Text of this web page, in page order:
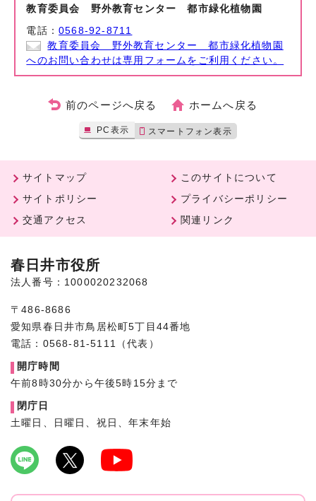
教育委員会 野外教育センター 都市緑化植物園
電話：0568-92-8711
教育委員会 野外教育センター 都市緑化植物園
へのお問い合わせは専用フォームをご利用ください。
前のページへ戻る ホームへ戻る
PC表示 スマートフォン表示
サイトマップ
このサイトについて
サイトポリシー
プライバシーポリシー
交通アクセス
関連リンク
春日井市役所
法人番号：1000020232068
〒486-8686
愛知県春日井市鳥居松町5丁目44番地
電話：0568-81-5111（代表）
開庁時間
午前8時30分から午後5時15分まで
閉庁日
土曜日、日曜日、祝日、年末年始